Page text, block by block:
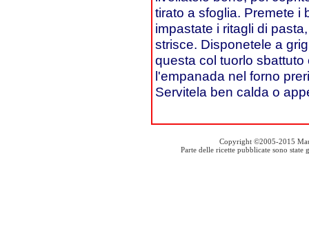
tirato a sfoglia. Premete i
impastate i ritagli di
strisce. Disponetele a
questa col tuorlo
l'empanada nel forno
Servitela ben calda o
Copyright ©2005-2015
Parte delle ricette pubblicate sono state